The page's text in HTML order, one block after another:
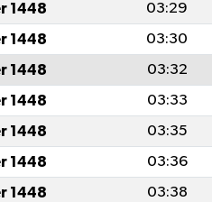
1448 03:29
1448 03:30
1448 03:32
1448 03:33
1448 03:35
1448 03:36
1448 03:38